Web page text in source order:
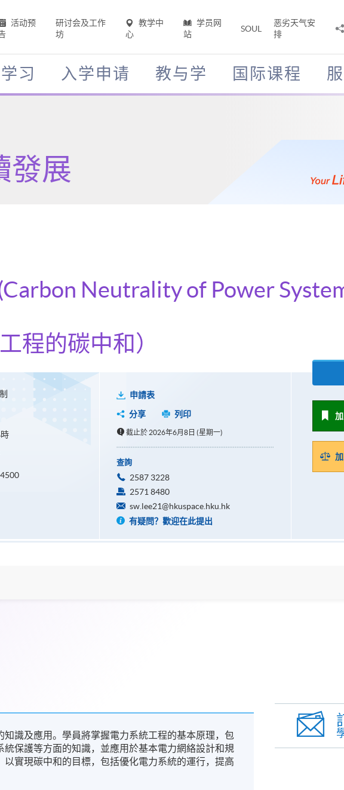
活动预
研讨会及工作
坊
教学中
心
学员网
站
SOUL
恶劣天气安
排
学习 入学申请 教与学 国际课程
發展
Neutrality of Power
程的碳中和）
申請表
分享
列印
截止於 2026年6月8日 (星期一)
查詢
2587 3228
2571 8480
sw.lee21@hkuspace.hku.hk
有疑問？歡迎在此提出
識及應用。學員將掌握電力系統工程的基本原理，包
保護等方面的知識，並應用於基本電力網絡設計和規
實現碳中和的目標，包括優化電力系統的運行，提高